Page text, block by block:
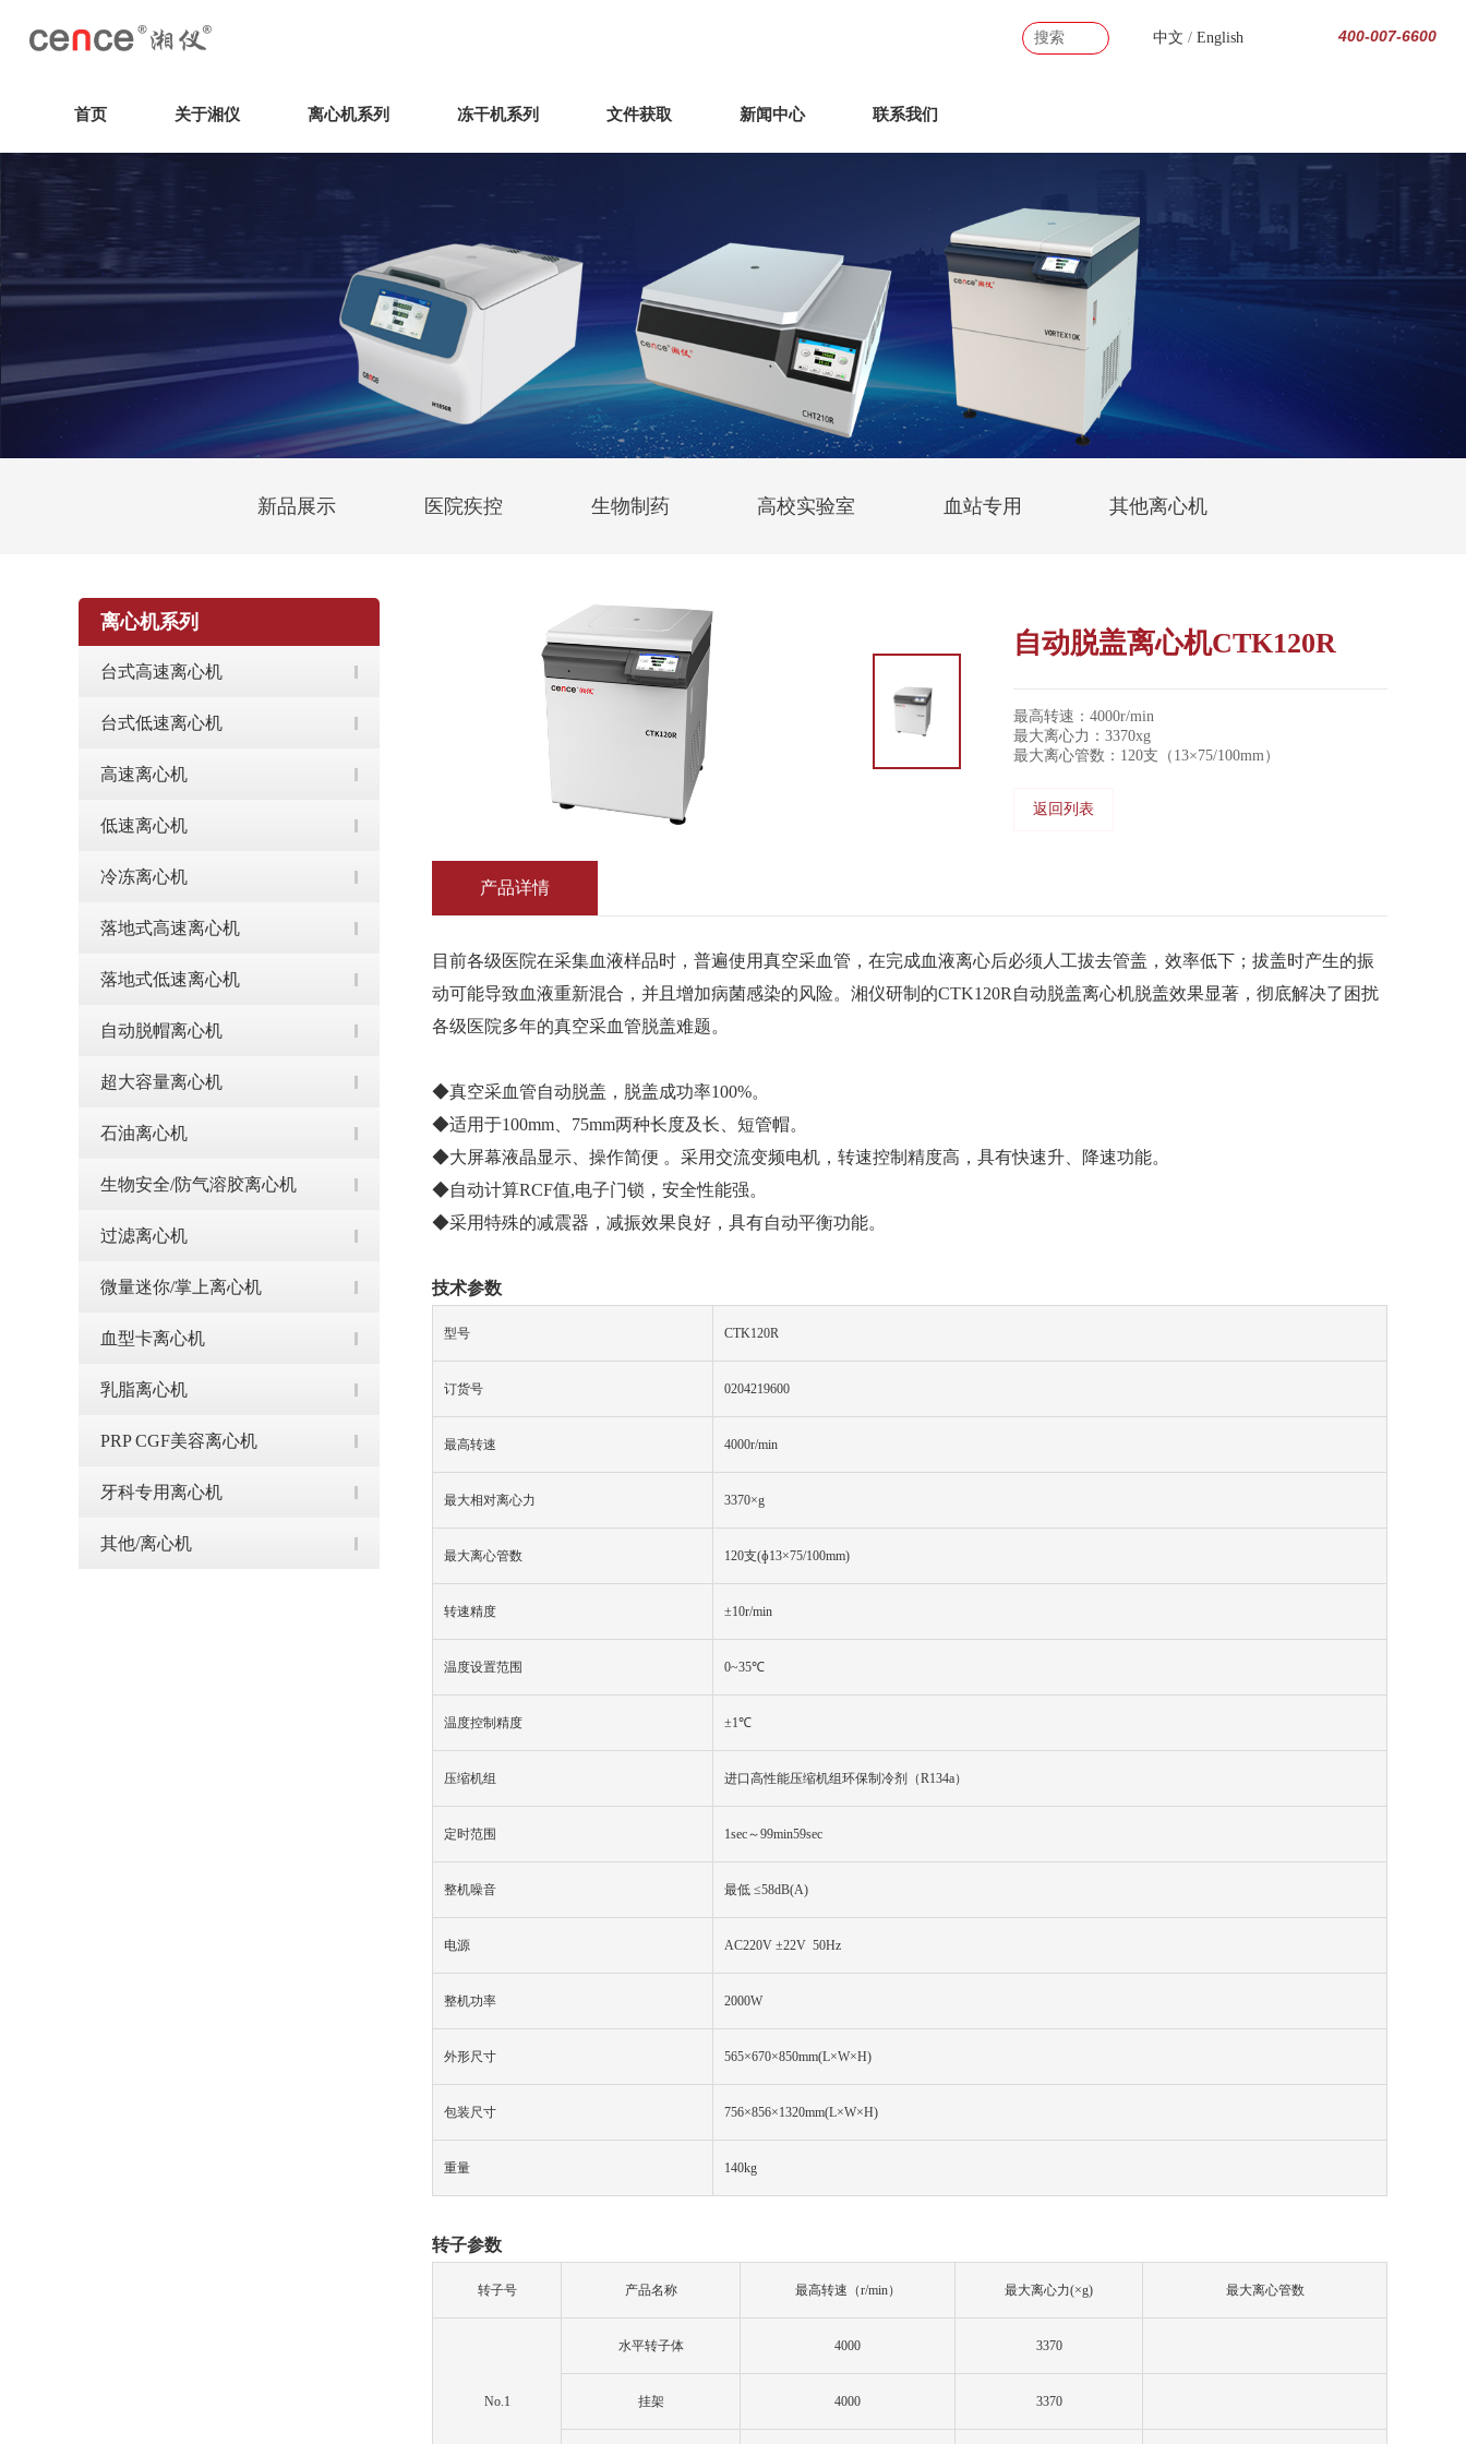
go
中文 /English 400-007-6600
首页 关于湘仪 离心机系列 冻干机系列 文件获取 新闻中心 联系我们
新品展示 医院疾控 生物制药 高校实验室 血站专用 其他离心机
离心机系列
台式高速离心机
台式低速离心机
高速离心机
低速离心机
冷冻离心机
落地式高速离心机
落地式低速离心机
自动脱帽离心机
超大容量离心机
石油离心机
生物安全/防气溶胶离心机
过滤离心机
微量迷你/掌上离心机
血型卡离心机
乳脂离心机
PRP CGF美容离心机
牙科专用离心机
其他/离心机
自动脱盖离心机CTK120R
最高转速：4000r/min
最大离心力：3370xg
最大离心管数：120支（13×75/100mm）
返回列表
产品详情
目前各级医院在采集血液样品时，普遍使用真空采血管，在完成血液离心后必须人工拔去管盖，效率低下；拔盖时产生的振
动可能导致血液重新混合，并且增加病菌感染的风险。湘仪研制的CTK120R自动脱盖离心机脱盖效果显著，彻底解决了困扰
各级医院多年的真空采血管脱盖难题。
◆真空采血管自动脱盖，脱盖成功率100%。
◆适用于100mm、75mm两种长度及长、短管帽。
◆大屏幕液晶显示、操作简便 。采用交流变频电机，转速控制精度高，具有快速升、降速功能。
◆自动计算RCF值,电子门锁，安全性能强。
◆采用特殊的减震器，减振效果良好，具有自动平衡功能。
技术参数
型号 CTK120R
订货号 0204219600
最高转速 4000r/min
最大相对离心力 3370×g
最大离心管数 120支(ɸ13×75/100mm)
转速精度 ±10r/min
温度设置范围 0~35℃
温度控制精度 ±1℃
压缩机组 进口高性能压缩机组环保制冷剂（R134a）
定时范围 1sec～99min59sec
整机噪音 最低 ≤58dB(A)
电源 AC220V ±22V 50Hz
整机功率 2000W
外形尺寸 565×670×850mm(L×W×H)
包装尺寸 756×856×1320mm(L×W×H)
重量 140kg
转子参数
转子号 产品名称 最高转速（r/min） 最大离心力(×g) 最大离心管数
No.1
水平转子体 4000 3370
挂架 4000 3370